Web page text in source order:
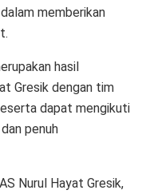
memberikan
hasil
Gresik dengan tim
dapat mengikuti
penuh
Nurul Hayat Gresik,